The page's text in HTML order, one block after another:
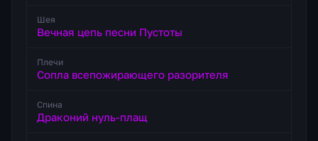
Шея
Вечная цепь песни Пустоты
Плечи
Сопла всепожирающего разорителя
Спина
Драконий нуль-плащ